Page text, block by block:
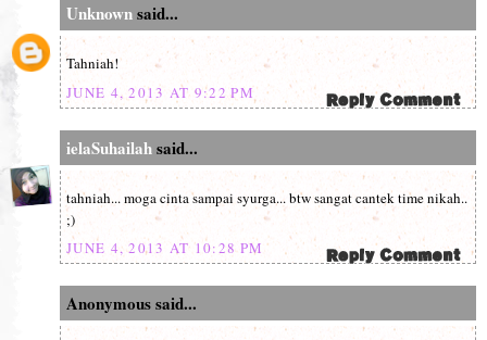
Unknownsaid...
Tahniah!
JUNE 4, 2013 AT 9:22 PM
ielaSuhailahsaid...
tahniah... moga cinta sampai syurga... btw sangat cantek time nikah..
;)
JUNE 4, 2013 AT 10:28 PM
Anonymous said...